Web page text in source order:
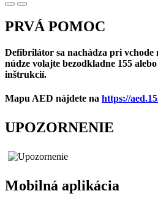
PRVÁ POMOC
Defibrilátor sa nachádza pri
núdze volajte bezodkladne 155
inštrukcií.
Mapu AED nájdete na https://
UPOZORNENIE
Mobilná aplikácia